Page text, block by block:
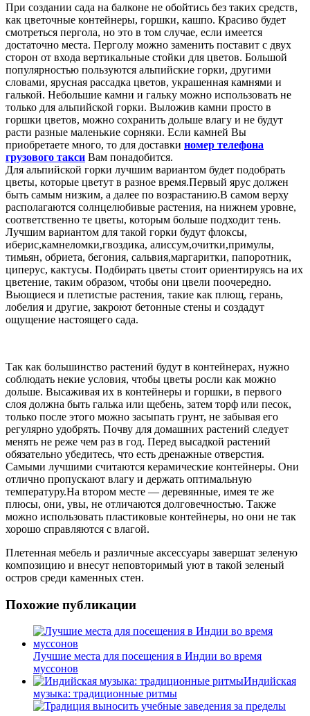
При создании сада на балконе не обойтись без таких средств,
как цветочные контейнеры, горшки, кашпо. Красиво будет
смотреться пергола, но это в том случае, если имеется
достаточно места. Перголу можно заменить поставит с двух
сторон от входа вертикальные стойки для цветов. Большой
популярностью пользуются альпийские горки, другими
словами, ярусная рассадка цветов, украшенная камнями и
галькой. Небольшие камни и гальку можно использовать не
только для альпийской горки. Выложив камни просто в
горшки цветов, можно сохранить дольше влагу и не будут
расти разные маленькие сорняки. Если камней Вы
приобретаете много, то для доставки номер телефона
грузового такси Вам понадобится.
Для альпийской горки лучшим вариантом будет подобрать
цветы, которые цветут в разное время.Первый ярус должен
быть самым низким, а далее по возрастанию.В самом верху
располагаются солнцелюбивые растения, на нижнем уровне,
соответственно те цветы, которым больше подходит тень.
Лучшим вариантом для такой горки будут флоксы,
иберис,камнеломки,гвоздика, алиссум,очитки,примулы,
тимьян, обриета, бегония, сальвия,маргаритки, папоротник,
циперус, кактусы. Подбирать цветы стоит ориентируясь на их
цветение, таким образом, чтобы они цвели поочередно.
Вьющиеся и плетистые растения, такие как плющ, герань,
лобелия и другие, закроют бетонные стены и создадут
ощущение настоящего сада.
Так как большинство растений будут в контейнерах, нужно
соблюдать некие условия, чтобы цветы росли как можно
дольше. Высаживая их в контейнеры и горшки, в первого
слоя должна быть галька или щебень, затем торф или песок,
только после этого можно засыпать грунт, не забывая его
регулярно удобрять. Почву для домашних растений следует
менять не реже чем раз в год. Перед высадкой растений
обязательно убедитесь, что есть дренажные отверстия.
Самыми лучшими считаются керамические контейнеры. Они
отлично пропускают влагу и держать оптимальную
температуру.На втором месте — деревянные, имея те же
плюсы, они, увы, не отличаются долговечностью. Также
можно использовать пластиковые контейнеры, но они не так
хорошо справляются с влагой.
Плетенная мебель и различные аксессуары завершат зеленую
композицию и внесут неповторимый уют в такой зеленый
остров среди каменных стен.
Похожие публикации
Лучшие места для посещения в Индии во время
муссонов
Индийская
музыка: традиционные ритмы